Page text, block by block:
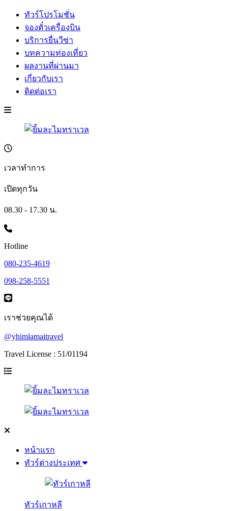
ทัวร์โปรโมชั่น
จองตั๋วเครื่องบิน
บริการยื่นวีซ่า
บทความท่องเที่ยว
ผลงานที่ผ่านมา
เกี่ยวกับเรา
ติดต่อเรา
เวลาทำการ
เปิดทุกวัน
08.30 - 17.30 น.
Hotline
080-235-4619
098-258-5551
เราช่วยคุณได้
@yhimlamaitravel
Travel License : 51/01194
หน้าแรก
ทัวร์ต่างประเทศ
ทัวร์เกาหลี